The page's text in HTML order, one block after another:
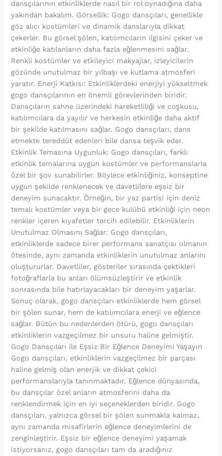
dansçılarının etkinliklerde nasıl bir rol oynadığına daha
yakından bakalım. Görsellik: Gogo dansçıları, genellikle
göz alıcı kostümleri ve dinamik danslarıyla dikkat
çekerler. Bu görsel şölen, katılımcıların ilgisini çeker ve
etkinliğe katılanların daha fazla eğlenmesini sağlar.
Renkli kostümler ve etkileyici makyajlar, izleyicilerin
gözünde unutulmaz bir yılbaşı ve kutlama atmosferi
yaratır. Enerji Katkısı: Etkinliklerdeki enerjiyi yükseltmek
gogo dansçılarının en önemli görevlerinden biridir.
Dansçıların sahne üzerindeki hareketliliği ve coşkusu,
katılımcılara da yayılır ve herkesin etkinliğe daha aktif
bir şekilde katılmasını sağlar. Gogo dansçıları, dans
etmekte tereddüt edenleri bile dansa teşvik eder.
Etkinlik Temasına Uygunluk: Gogo dansçıları, farklı
etkinlik temalarına uygun kostümler ve performanslarla
özel bir şov sunabilirler. Böylece etkinliğiniz, konseptine
uygun şekilde renklenecek ve davetlilere eşsiz bir
deneyim sunacaktır. Örneğin, bir yaz partisi için deniz
temalı kostümler veya bir gece kulübü etkinliği için neon
renkler içeren kıyafetler tercih edilebilir. Etkinliklerin
Unutulmaz Olmasını Sağlar: Gogo dansçıları,
etkinliklerde sadece birer performans sanatçısı olmanın
ötesinde, aynı zamanda etkinliklerin unutulmaz anlarını
oluştururlar. Davetliler, gösteriler sırasında çektikleri
fotoğraflarla bu anları ölümsüzleştirir ve etkinlik
sonrasında bile hatırlayacakları bir deneyim yaşarlar.
Sonuç olarak, gogo dansçıları etkinliklerde hem görsel
bir şölen sunar, hem de katılımcılara enerji ve eğlence
sağlar. Bütün bu nedenlerden ötürü, gogo dansçıları
etkinliklerin vazgeçilmez bir unsuru haline gelmiştir.
Gogo Dansçıları ile Eşsiz Bir Eğlence Deneyimi Yaşayın
Gogo dansçıları, etkinliklerin vazgeçilmez bir parçası
haline gelmiş olan enerjik ve dikkat çekici
performanslarıyla tanınmaktadır. Eğlence dünyasında,
bu dansçılar özel anların atmosferini daha da
renklendirmek için en iyi seçeneklerden biridir. Gogo
dansçıları, yalnızca görsel bir şölen sunmakla kalmaz,
aynı zamanda misafirlerin eğlence deneyimlerini de
zenginleştirir. Eşsiz bir eğlence deneyimi yaşamak
istiyorsanız, gogo dansçıları tam da aradığınız